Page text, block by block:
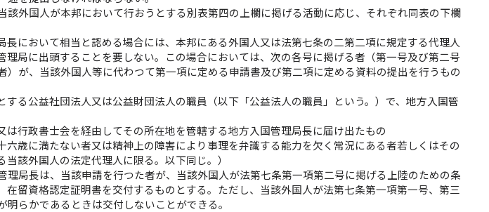
該外国人が本邦において行おうとする別表第四の上欄に掲げる活動に応じ、それぞれ同表の下欄
において相当と認める場合には、本邦にある外国人又は法第七条の二第二項に規定する代理人
理局に出頭することを要しない。この場合においては、次の各号に掲げる者（第一号及び第二号
）が、当該外国人等に代わつて第一項に定める申請書及び第二項に定める資料の提出を行うもの
る公益社団法人又は公益財団法人の職員（以下「公益法人の職員」という。）で、地方入国管
行政書士会を経由してその所在地を管轄する地方入国管理局長に届け出たもの
六歳に満たない者又は精神上の障害により事理を弁識する能力を欠く常況にある者若しくはその
該外国人の法定代理人に限る。以下同じ。）
理局長は、当該申請を行つた者が、当該外国人が法第七条第一項第二号に掲げる上陸のための条
留資格認定証明書を交付するものとする。ただし、当該外国人が法第七条第一項第一号、第三
らかであるときは交付しないことができる。